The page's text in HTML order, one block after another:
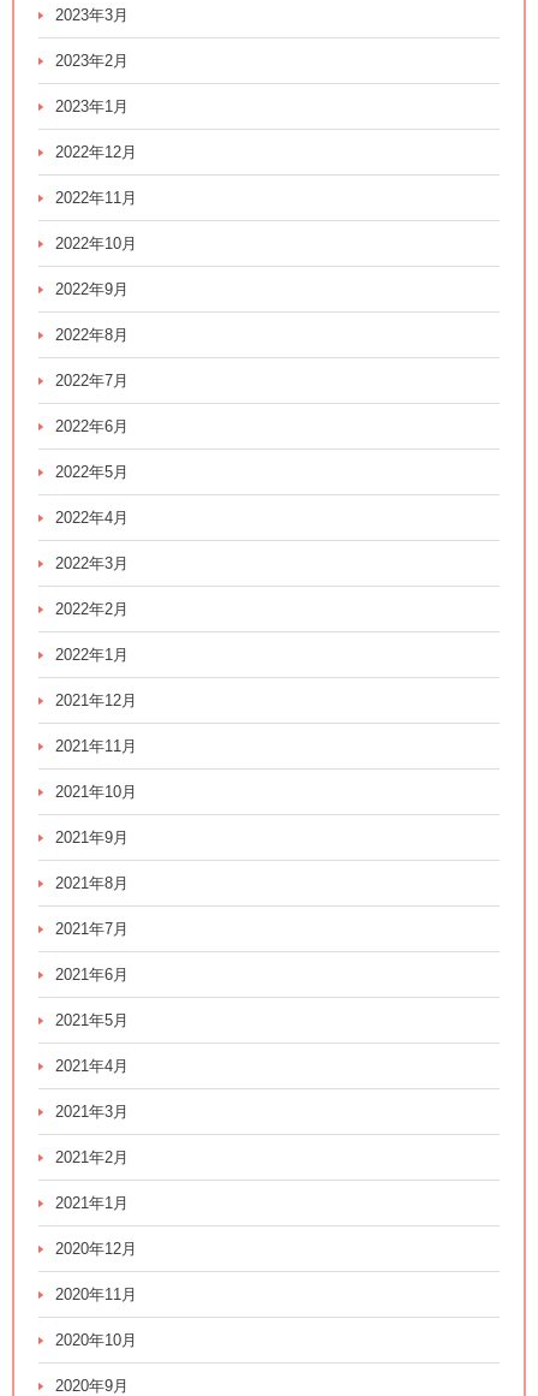
2023年3月
2023年2月
2023年1月
2022年12月
2022年11月
2022年10月
2022年9月
2022年8月
2022年7月
2022年6月
2022年5月
2022年4月
2022年3月
2022年2月
2022年1月
2021年12月
2021年11月
2021年10月
2021年9月
2021年8月
2021年7月
2021年6月
2021年5月
2021年4月
2021年3月
2021年2月
2021年1月
2020年12月
2020年11月
2020年10月
2020年9月